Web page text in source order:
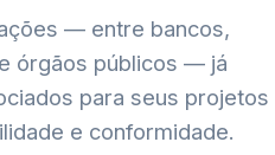
— entre bancos,
órgãos públicos — já
para seus projetos
e conformidade.